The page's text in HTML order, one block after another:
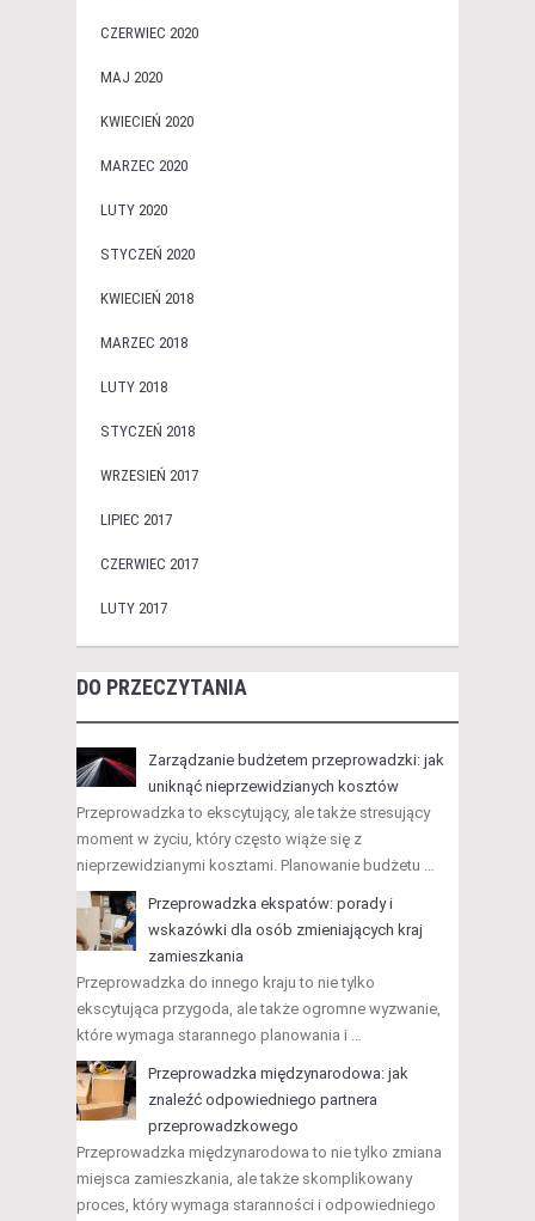
CZERWIEC 2020
MAJ 2020
KWIECIEŃ 2020
MARZEC 2020
LUTY 2020
STYCZEŃ 2020
KWIECIEŃ 2018
MARZEC 2018
LUTY 2018
STYCZEŃ 2018
WRZESIEŃ 2017
LIPIEC 2017
CZERWIEC 2017
LUTY 2017
DO PRZECZYTANIA
Zarządzanie budżetem przeprowadzki: jak
uniknąć nieprzewidzianych kosztów
Przeprowadzka to ekscytujący, ale także stresujący
moment w życiu, który często wiąże się z
nieprzewidzianymi kosztami. Planowanie budżetu …
Przeprowadzka ekspatów: porady i
wskazówki dla osób zmieniających kraj
zamieszkania
Przeprowadzka do innego kraju to nie tylko
ekscytująca przygoda, ale także ogromne wyzwanie,
które wymaga starannego planowania i …
Przeprowadzka międzynarodowa: jak
znaleźć odpowiedniego partnera
przeprowadzkowego
Przeprowadzka międzynarodowa to nie tylko zmiana
miejsca zamieszkania, ale także skomplikowany
proces, który wymaga staranności i odpowiedniego